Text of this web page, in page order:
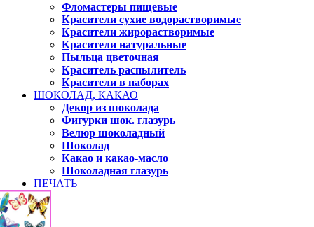
Фломастеры пищевые
Красители сухие водорастворимые
Красители жирорастворимые
Красители натуральные
Пыльца цветочная
Краситель распылитель
Красители в наборах
ШОКОЛАД, КАКАО
Декор из шоколада
Фигурки шок. глазурь
Велюр шоколадный
Шоколад
Какао и какао-масло
Шоколадная глазурь
ПЕЧАТЬ